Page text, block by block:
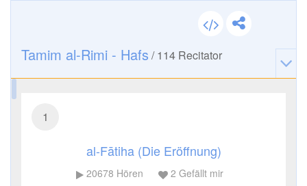
Tamim al-Rimi - Hafs /114 Recitator
1
al-Fātiha (Die Eröffnung)
20678 Hören 2 Gefällt mir